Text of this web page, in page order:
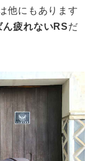
他にもあります
疲れないRSだ